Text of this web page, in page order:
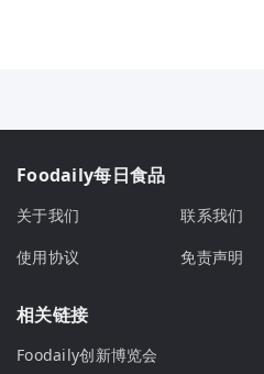
Foodaily每日食品
关于我们 联系我们
使用协议
免责声明
相关链接
Foodaily创新博览会